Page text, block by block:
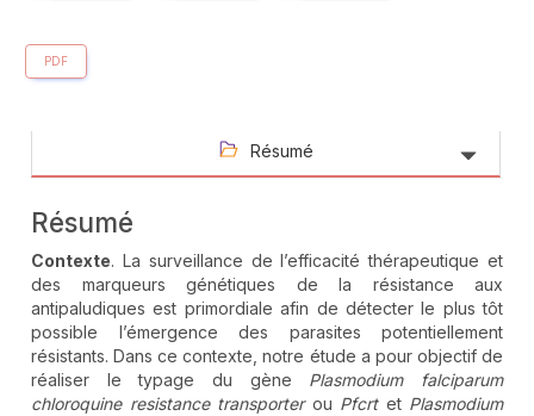
PDF
Résumé
Résumé
Contexte. La surveillance de l’efficacité thérapeutique et
des marqueurs génétiques de la résistance aux
antipaludiques est primordiale afin de détecter le plus tôt
possible l’émergence des parasites potentiellement
résistants. Dans ce contexte, notre étude a pour objectif de
réaliser le typage du gène Plasmodium falciparum
chloroquine resistance transporterou Pfcrtet Plasmodium